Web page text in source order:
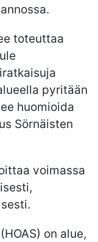
toteuttaa
pyritään
huomioida
Sörnäisten
voimassa
on alue,